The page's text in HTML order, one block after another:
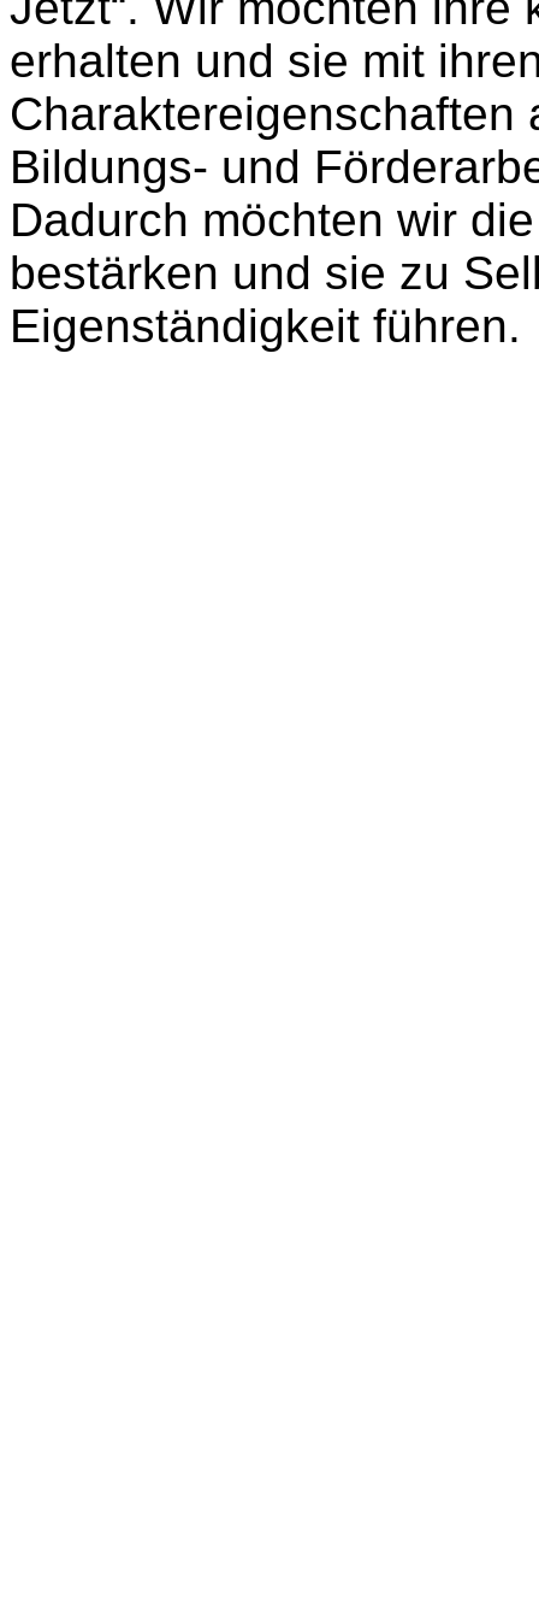
erhalten und sie mit
Charaktereigenschaften
Bildungs- und
Dadurch möchten wir
bestärken und sie zu
Eigenständigkeit führen.